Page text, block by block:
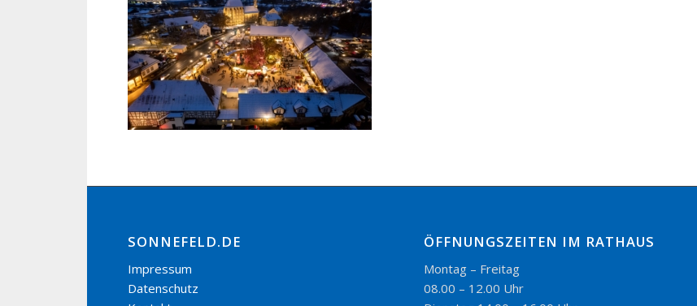
SONNEFELD.DE
Impressum
Datenschutz
ÖFFNUNGSZEITEN IM RATHAUS
Montag – Freitag
08.00 – 12.00 Uhr